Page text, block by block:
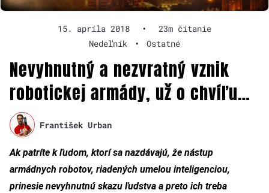
15. apríla 2018 •
23m čítanie
Nedeľník
• Ostatné
Nevyhnutný a nezvratný vznik
robotickej armády, už o chvíľu…
František Urban
Ak patríte k ľudom, ktorí sa nazdávajú, že nástup
armádnych robotov, riadených umelou inteligenciou,
prinesie nevyhnutnú skazu ľudstva a preto ich treba